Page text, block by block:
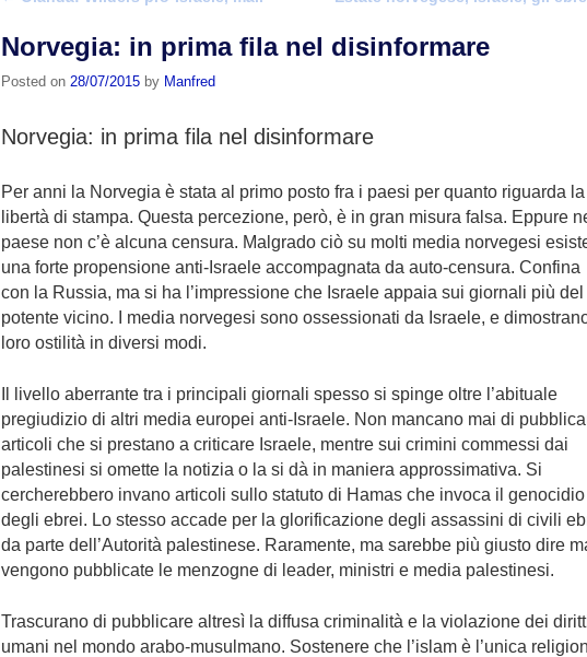
Norvegia: in prima fila nel disinformare
Posted on 28/07/2015 by Manfred
Norvegia: in prima fila nel disinformare
Per anni la Norvegia è stata al primo posto fra i paesi per quanto riguarda la
libertà di stampa. Questa percezione, però, è in gran misura falsa. Eppure
paese non c’è alcuna censura. Malgrado ciò su molti media norvegesi
una forte propensione anti-Israele accompagnata da auto-censura. Confina
con la Russia, ma si ha l’impressione che Israele appaia sui giornali più del
potente vicino. I media norvegesi sono ossessionati da Israele, e
loro ostilità in diversi modi.
Il livello aberrante tra i principali giornali spesso si spinge oltre l’abituale
pregiudizio di altri media europei anti-Israele. Non mancano mai di
articoli che si prestano a criticare Israele, mentre sui crimini commessi dai
palestinesi si omette la notizia o la si dà in maniera approssimativa. Si
cercherebbero invano articoli sullo statuto di Hamas che invoca il genocidio
degli ebrei. Lo stesso accade per la glorificazione degli assassini di civili
da parte dell’Autorità palestinese. Raramente, ma sarebbe più giusto dire
vengono pubblicate le menzogne di leader, ministri e media palestinesi.
Trascurano di pubblicare altresì la diffusa criminalità e la violazione dei
umani nel mondo arabo-musulmano. Sostenere che l’islam è l’unica